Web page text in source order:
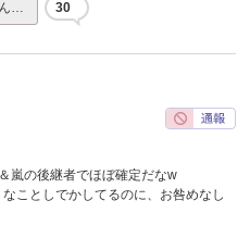
… 30
嵐の後継者でほぼ確定だなw
ことしでかしてるのに、お咎めなし